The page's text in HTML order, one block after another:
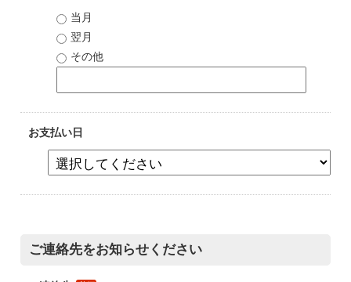
当月
翌月
その他
お支払い日
ご連絡先をお知らせください